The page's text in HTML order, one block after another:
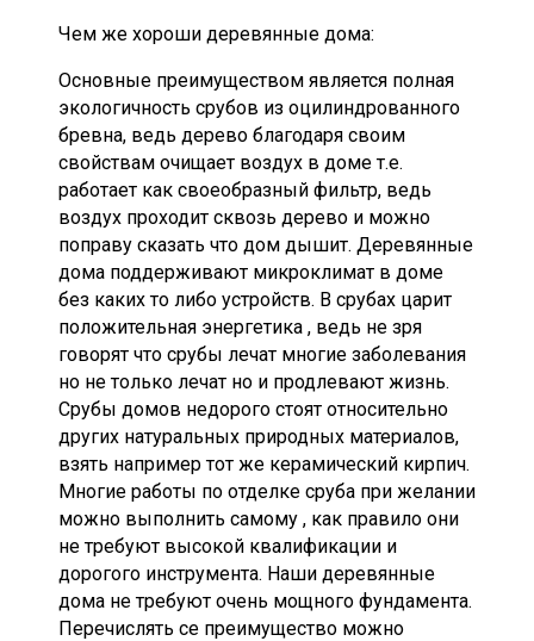
Чем же хороши деревянные дома:
Основные преимуществом является полная
экологичность срубов из оцилиндрованного
бревна, ведь дерево благодаря своим
свойствам очищает воздух в доме т.е.
работает как своеобразный фильтр, ведь
воздух проходит сквозь дерево и можно
поправу сказать что дом дышит. Деревянные
дома поддерживают микроклимат в доме
без каких то либо устройств. В срубах царит
положительная энергетика , ведь не зря
говорят что срубы лечат многие заболевания
но не только лечат но и продлевают жизнь.
Срубы домов недорого стоят относительно
других натуральных природных материалов,
взять например тот же керамический кирпич.
Многие работы по отделке сруба при желании
можно выполнить самому , как правило они
не требуют высокой квалификации и
дорогого инструмента. Наши деревянные
дома не требуют очень мощного фундамента.
Перечислять се преимущество можно